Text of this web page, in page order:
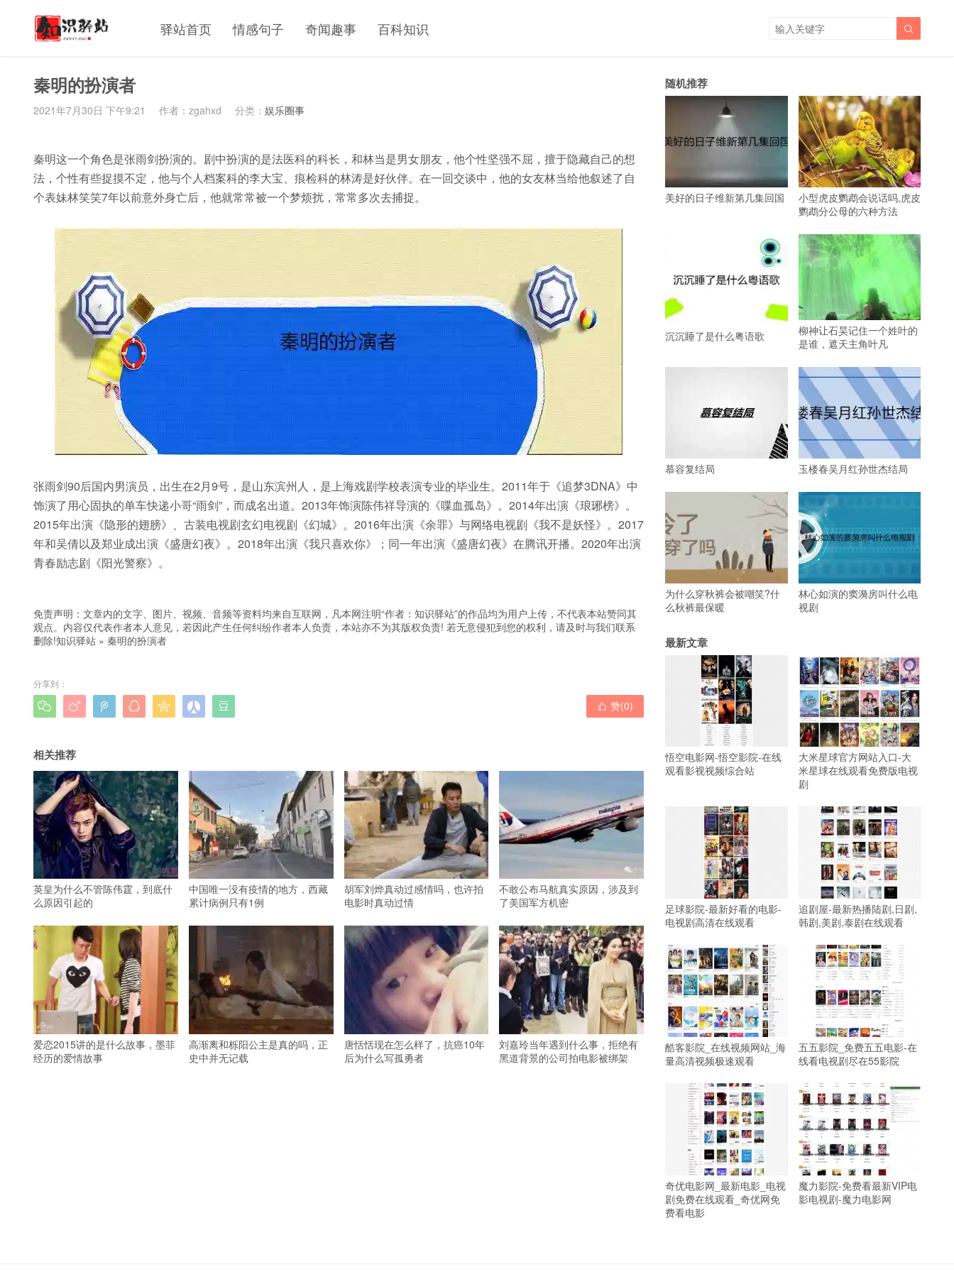
驿站首页 情感句子 奇闻趣事 百科知识 
秦明的扮演者
2021年7月30日 下午9:21 作者：zgahxd 分类： 娱乐圈事
秦明这一个角色是张雨剑扮演的。剧中扮演的是法医科的科长，和林当是男女朋友，他个性坚强不屈，擅于隐藏自己的想
法，个性有些捉摸不定，他与个人档案科的李大宝、痕检科的林涛是好伙伴。在一回交谈中，他的女友林当给他叙述了自
个表妹林笑笑7年以前意外身亡后，他就常常被一个梦烦扰，常常多次去捕捉。
张雨剑90后国内男演员，出生在2月9号，是山东滨州人，是上海戏剧学校表演专业的毕业生。2011年于《追梦3DNA》中
饰演了用心固执的单车快递小哥“雨剑”，而成名出道。2013年饰演陈伟祥导演的《喋血孤岛》。2014年出演《琅琊榜》。
2015年出演《隐形的翅膀》、古装电视剧玄幻电视剧《幻城》。2016年出演《余罪》与网络电视剧《我不是妖怪》。2017
年和吴倩以及郑业成出演《盛唐幻夜》。2018年出演《我只喜欢你》；同一年出演《盛唐幻夜》在腾讯开播。2020年出演
青春励志剧《阳光警察》。
免责声明：文章内的文字、图片、视频、音频等资料均来自互联网，凡本网注明“作者：知识驿站”的作品均为用户上传，不代表本站赞同其
观点。内容仅代表作者本人意见，若因此产生任何纠纷作者本人负责，本站亦不为其版权负责! 若无意侵犯到您的权利，请及时与我们联系
删除!知识驿站 » 秦明的扮演者
分享到：
        赞(0)
相关推荐
英皇为什么不管陈伟霆，到底什
么原因引起的
中国唯一没有疫情的地方，西藏
累计病例只有1例
胡军刘烨真动过感情吗，也许拍
电影时真动过情
不敢公布马航真实原因，涉及到
了美国军方机密
爱恋2015讲的是什么故事，墨菲
经历的爱情故事
高渐离和栎阳公主是真的吗，正
史中并无记载
唐恬恬现在怎么样了，抗癌10年
后为什么写孤勇者
刘嘉玲当年遇到什么事，拒绝有
黑道背景的公司拍电影被绑架
随机推荐
美好的日子维新第几集回国
小型虎皮鹦鹉会说话吗,虎皮
鹦鹉分公母的六种方法
沉沉睡了是什么粤语歌
柳神让石昊记住一个姓叶的
是谁，遮天主角叶凡
慕容复结局 玉楼春吴月红孙世杰结局
为什么穿秋裤会被嘲笑?什
么秋裤最保暖
林心如演的窦漪房叫什么电
视剧
最新文章
悟空电影网-悟空影院-在线
观看影视视频综合站
大米星球官方网站入口-大
米星球在线观看免费版电视
剧
足球影院-最新好看的电影-
电视剧高清在线观看
追剧屋-最新热播陆剧,日剧,
韩剧,美剧,泰剧在线观看
酷客影院_在线视频网站_海
量高清视频极速观看
五五影院_免费五五电影-在
线看电视剧尽在55影院
奇优电影网_最新电影_电视
剧免费在线观看_奇优网免
费看电影
魔力影院-免费看最新VIP电
影电视剧-魔力电影网